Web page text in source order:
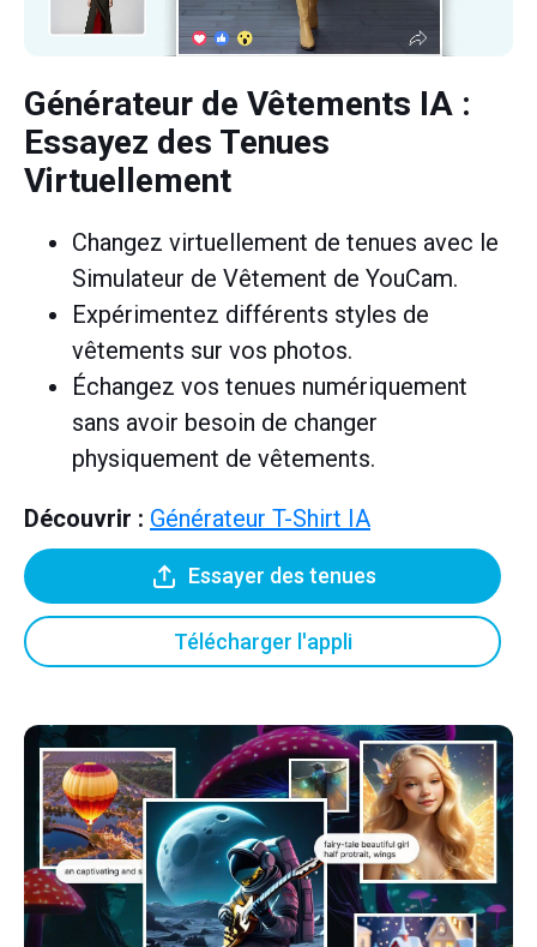
Générateur de Vêtements IA :
Essayez des Tenues
Virtuellement
Changez virtuellement de tenues avec le
Simulateur de Vêtement de YouCam.
Expérimentez différents styles de
vêtements sur vos photos.
Échangez vos tenues numériquement
sans avoir besoin de changer
physiquement de vêtements.
Découvrir : Générateur T-Shirt IA
Essayer des tenues
Télécharger l'appli